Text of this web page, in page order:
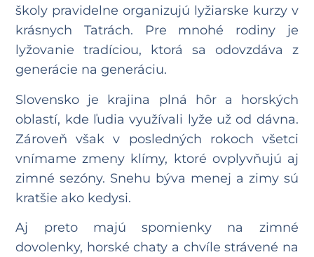
školy pravidelne organizujú lyžiarske kurzy v
krásnych Tatrách. Pre mnohé rodiny je
lyžovanie tradíciou, ktorá sa odovzdáva z
generácie na generáciu.
Slovensko je krajina plná hôr a horských
oblastí, kde ľudia využívali lyže už od dávna.
Zároveň však v posledných rokoch všetci
vnímame zmeny klímy, ktoré ovplyvňujú aj
zimné sezóny. Snehu býva menej a zimy sú
kratšie ako kedysi.
Aj preto majú spomienky na zimné
dovolenky, horské chaty a chvíle strávené na